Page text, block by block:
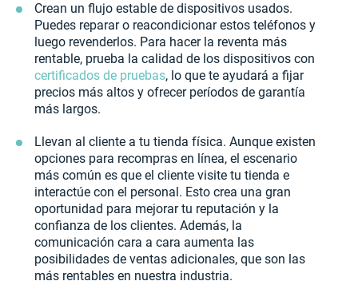
Crean un flujo estable de dispositivos usados.
Puedes reparar o reacondicionar estos teléfonos y
luego revenderlos. Para hacer la reventa más
rentable, prueba la calidad de los dispositivos con
certificados de pruebas, lo que te ayudará a fijar
precios más altos y ofrecer períodos de garantía
más largos.
Llevan al cliente a tu tienda física. Aunque existen
opciones para recompras en línea, el escenario
más común es que el cliente visite tu tienda e
interactúe con el personal. Esto crea una gran
oportunidad para mejorar tu reputación y la
confianza de los clientes. Además, la
comunicación cara a cara aumenta las
posibilidades de ventas adicionales, que son las
más rentables en nuestra industria.